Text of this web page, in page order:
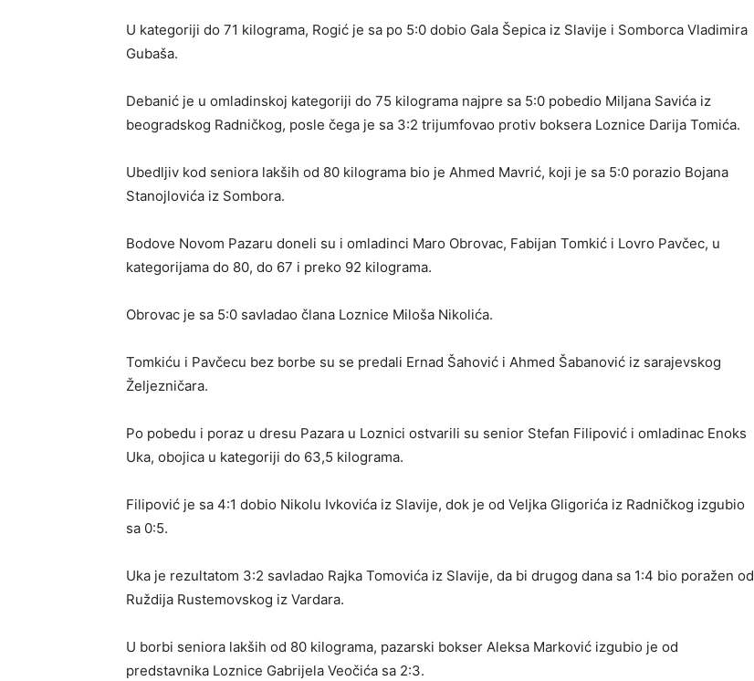
U kategoriji do 71 kilograma, Rogić je sa po 5:0 dobio Gala Šepica iz Slavije i Somborca Vladimira
Gubaša.
Debanić je u omladinskoj kategoriji do 75 kilograma najpre sa 5:0 pobedio Miljana Savića iz
beogradskog Radničkog, posle čega je sa 3:2 trijumfovao protiv boksera Loznice Darija Tomića.
Ubedljiv kod seniora lakših od 80 kilograma bio je Ahmed Mavrić, koji je sa 5:0 porazio Bojana
Stanojlovića iz Sombora.
Bodove Novom Pazaru doneli su i omladinci Maro Obrovac, Fabijan Tomkić i Lovro Pavčec, u
kategorijama do 80, do 67 i preko 92 kilograma.
Obrovac je sa 5:0 savladao člana Loznice Miloša Nikolića.
Tomkiću i Pavčecu bez borbe su se predali Ernad Šahović i Ahmed Šabanović iz sarajevskog
Željezničara.
Po pobedu i poraz u dresu Pazara u Loznici ostvarili su senior Stefan Filipović i omladinac Enoks
Uka, obojica u kategoriji do 63,5 kilograma.
Filipović je sa 4:1 dobio Nikolu Ivkovića iz Slavije, dok je od Veljka Gligorića iz Radničkog izgubio
sa 0:5.
Uka je rezultatom 3:2 savladao Rajka Tomovića iz Slavije, da bi drugog dana sa 1:4 bio poražen od
Ruždija Rustemovskog iz Vardara.
U borbi seniora lakših od 80 kilograma, pazarski bokser Aleksa Marković izgubio je od
predstavnika Loznice Gabrijela Veočića sa 2:3.